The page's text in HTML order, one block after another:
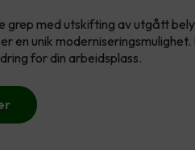
grep med utskifting av utgått
en unik moderniseringsmulighet.
for din arbeidsplass.